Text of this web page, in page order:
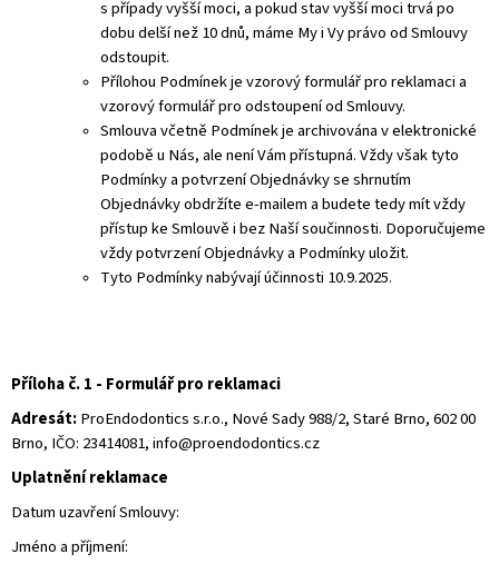
s případy vyšší moci, a pokud stav vyšší moci trvá po
dobu delší než 10 dnů, máme My i Vy právo od Smlouvy
odstoupit.
Přílohou Podmínek je vzorový formulář pro reklamaci a
vzorový formulář pro odstoupení od Smlouvy.
Smlouva včetně Podmínek je archivována v elektronické
podobě u Nás, ale není Vám přístupná. Vždy však tyto
Podmínky a potvrzení Objednávky se shrnutím
Objednávky obdržíte e-mailem a budete tedy mít vždy
přístup ke Smlouvě i bez Naší součinnosti. Doporučujeme
vždy potvrzení Objednávky a Podmínky uložit.
Tyto Podmínky nabývají účinnosti 10.9.2025.
Příloha č. 1 - Formulář pro reklamaci
Adresát:ProEndodontics s.r.o., Nové Sady 988/2, Staré Brno, 602 00
Brno, IČO: 23414081, info@proendodontics.cz
Uplatnění reklamace
Datum uzavření Smlouvy:
Jméno a příjmení: